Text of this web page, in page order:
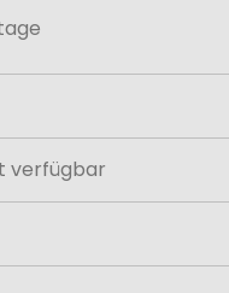
verfügbar